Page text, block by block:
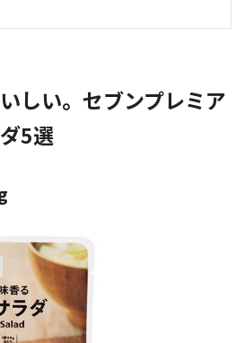
しい。セブンプレミア
5選